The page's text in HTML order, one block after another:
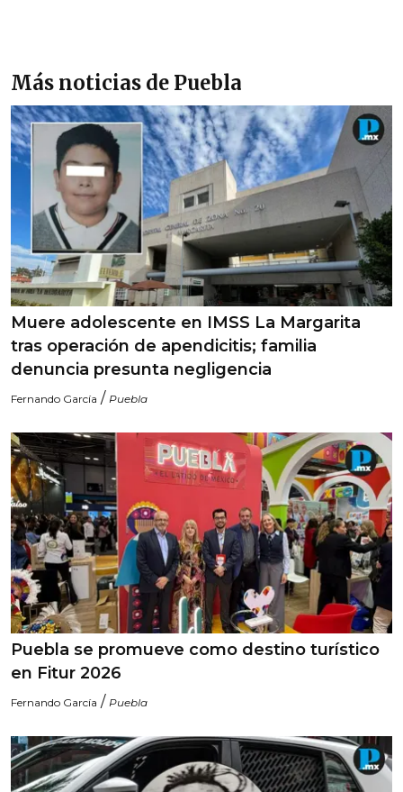
Más noticias de Puebla
Muere adolescente en IMSS La Margarita
tras operación de apendicitis; familia
denuncia presunta negligencia
Fernando García / Puebla
Puebla se promueve como destino turístico
en Fitur 2026
Fernando García / Puebla